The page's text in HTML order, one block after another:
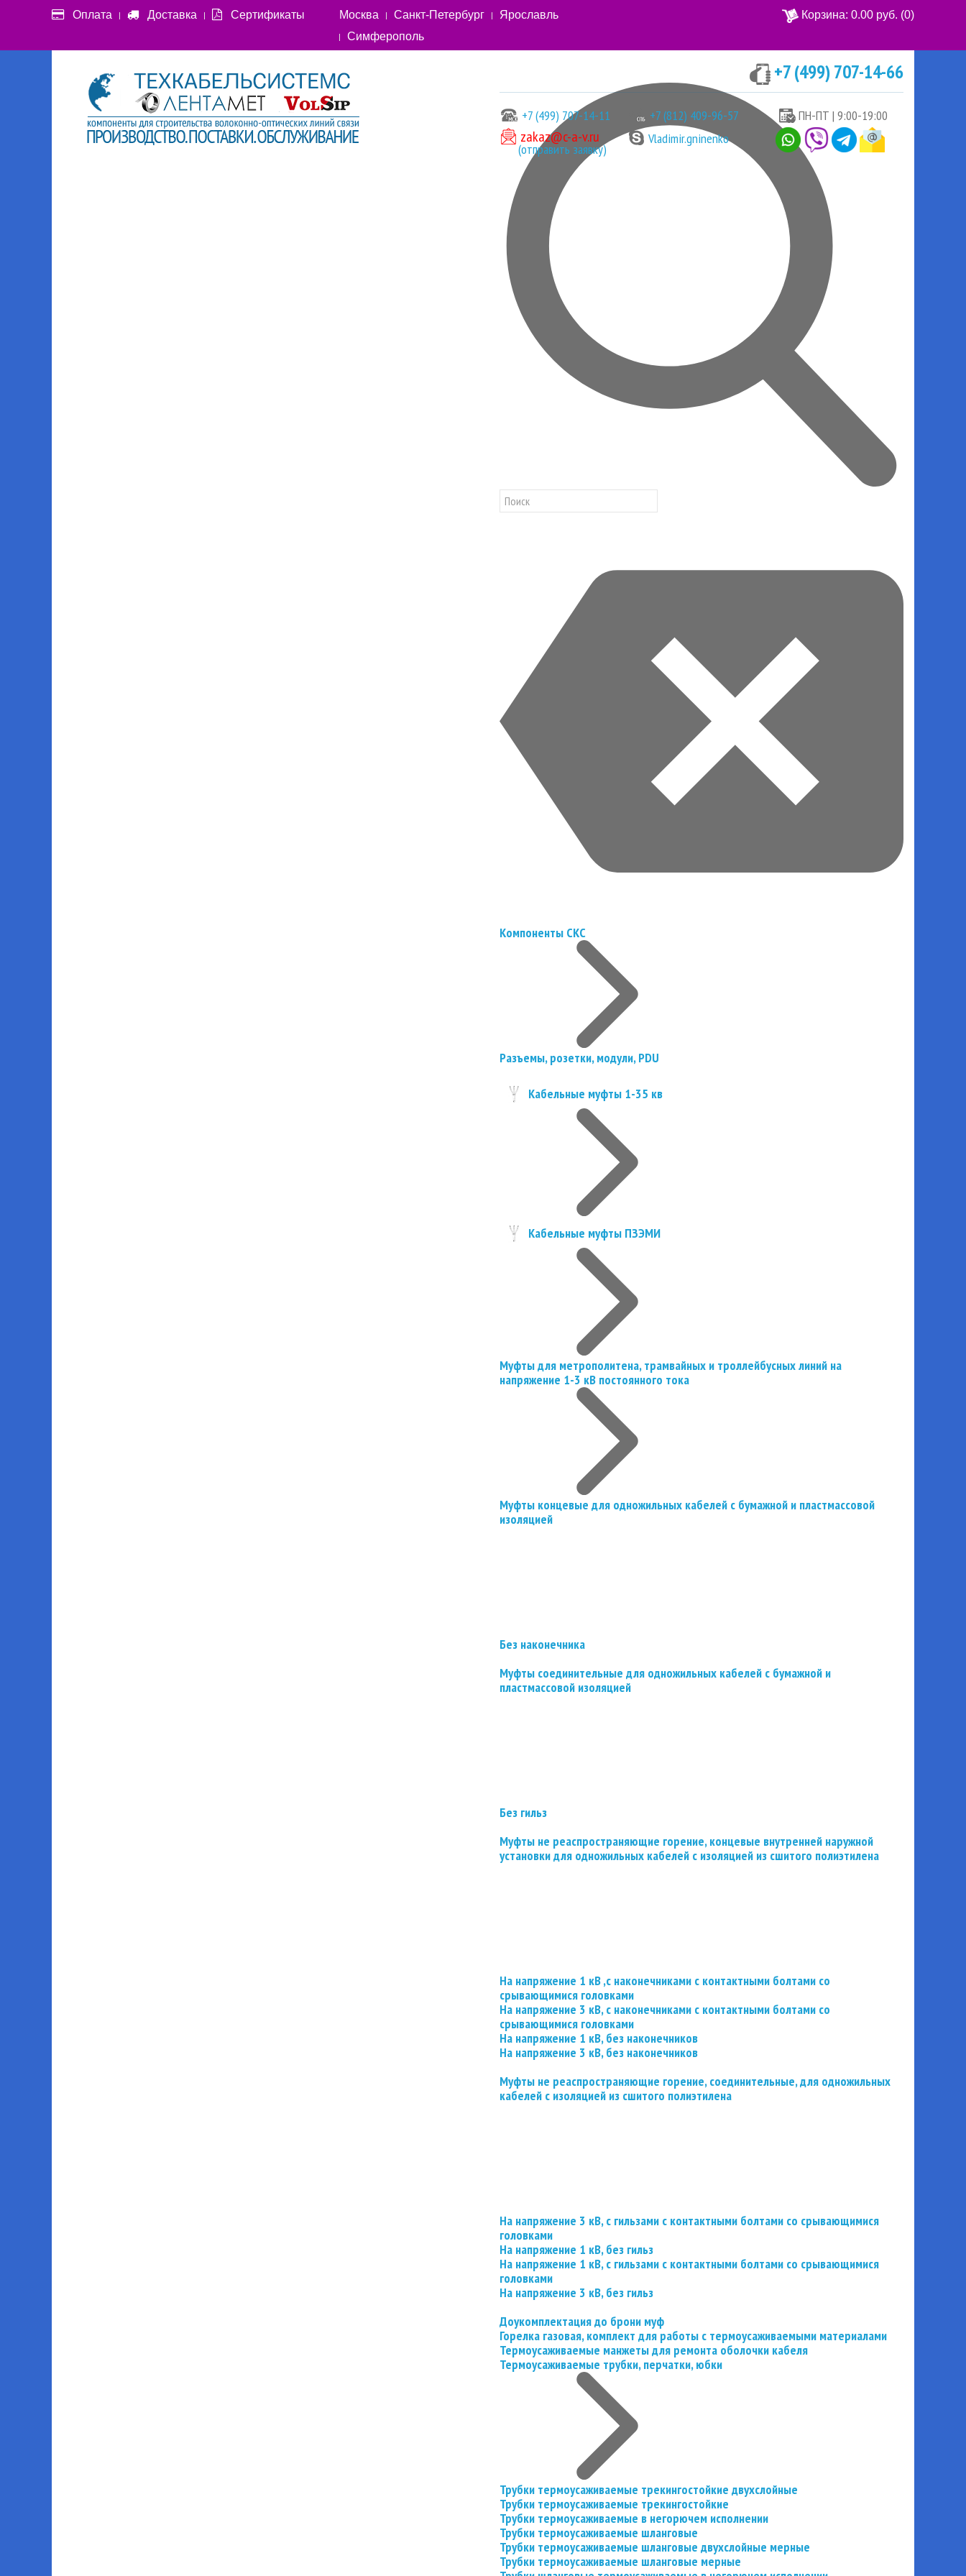
Оплата Доставка Сертификаты Москва Санкт-Петербург
Ярославль
Симферополь
Корзина: 0.00 руб. (0)
+7 (499) 707-14-66
+7 (499) 707-14-11 +7 (812) 409-96-57 ПН-ПТ | 9:00-19:00
zakaz@c-a-v.ru
(отправить заявку)
Vladimir.gninenko
Компоненты СКС
Разъемы, розетки, модули, PDU
Кабельные муфты 1-35 кв
Кабельные муфты ПЗЭМИ
Муфты для метрополитена, трамвайных и троллейбусных линий на
напряжение 1-3 кВ постоянного тока
Муфты концевые для одножильных кабелей с бумажной и пластмассовой
изоляцией
Без наконечника
Муфты соединительные для одножильных кабелей с бумажной и
пластмассовой изоляцией
Без гильз
Муфты не реаспространяющие горение, концевые внутренней наружной
установки для одножильных кабелей с изоляцией из сшитого полиэтилена
На напряжение 1 кВ ,с наконечниками с контактными болтами со
срывающимися головками
На напряжение 3 кВ, с наконечниками с контактными болтами со
срывающимися головками
На напряжение 1 кВ, без наконечников
На напряжение 3 кВ, без наконечников
Муфты не реаспространяющие горение, соединительные, для одножильных
кабелей с изоляцией из сшитого полиэтилена
На напряжение 3 кВ, с гильзами с контактными болтами со срывающимися
головками
На напряжение 1 кВ, без гильз
На напряжение 1 кВ, с гильзами с контактными болтами со срывающимися
головками
На напряжение 3 кВ, без гильз
Доукомплектация до брони муф
Горелка газовая, комплект для работы с термоусаживаемыми материалами
Термоусаживаемые манжеты для ремонта оболочки кабеля
Термоусаживаемые трубки, перчатки, юбки
Трубки термоусаживаемые трекингостойкие двухслойные
Трубки термоусаживаемые трекингостойкие
Трубки термоусаживаемые в негорючем исполнении
Трубки термоусаживаемые шланговые
Трубки термоусаживаемые шланговые двухслойные мерные
Трубки термоусаживаемые шланговые мерные